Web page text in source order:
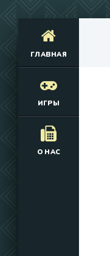
ГЛАВНАЯ
ИГРЫ
О НАС